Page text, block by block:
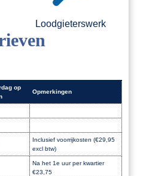
Loodgieterswerk
op
Opmerkingen
Inclusief voorrijkosten (€29,95
excl btw)
Na het 1e uur per kwartier
€23,75